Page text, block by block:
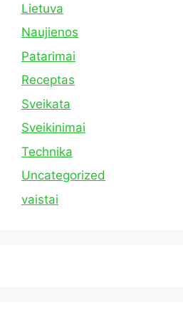
Lietuva
Naujienos
Patarimai
Receptas
Sveikata
Sveikinimai
Technika
Uncategorized
vaistai